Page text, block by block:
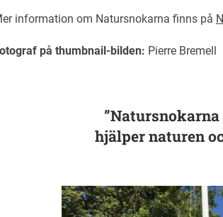
information om Natursnokarna finns på
på thumbnail-bilden: Pierre Bremell
hjälper naturen